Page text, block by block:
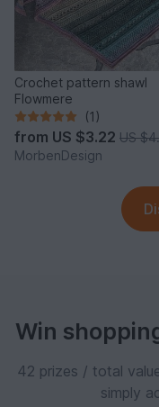
Crochet pattern shawl
Flowmere
(1)
from US $3.22 US
MorbenDesign
Win
42 prizes / total
simply